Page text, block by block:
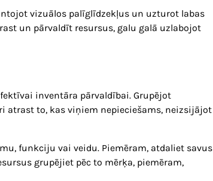
vizuālos palīglīdzekļus un uzturot labas
un pārvaldīt resursus, galu galā uzlabojot
inventāra pārvaldībai. Grupējot
atrast to, kas viņiem nepieciešams, neizsijājot
funkciju vai veidu. Piemēram, atdaliet savus
grupējiet pēc to mērķa, piemēram,